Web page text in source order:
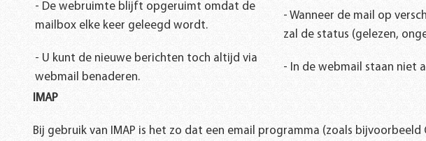
- De webruimte blijft opgeruimt omdat de
mailbox elke keer geleegd wordt.
- U kunt de nieuwe berichten toch altijd via
webmail benaderen.
- Wanneer de mail op
zal de status (gelezen,
- In de webmail staan niet
IMAP
Bij gebruik van IMAP is het zo dat een email programma (zoals